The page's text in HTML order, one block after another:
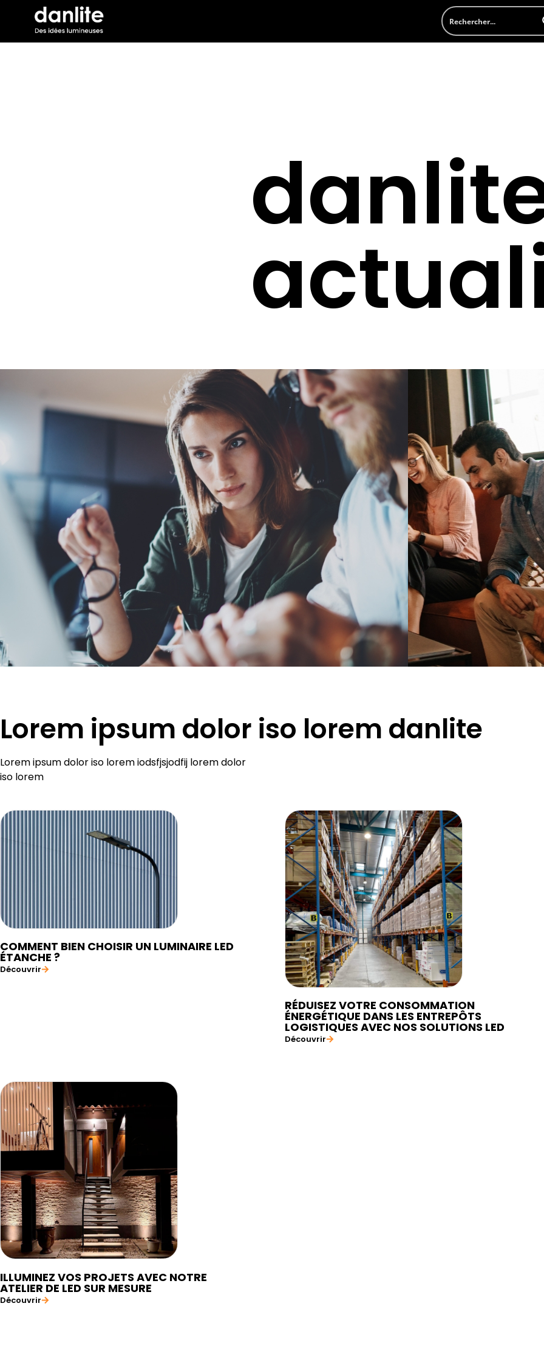
Lorem ipsum dolor iso lorem danlite
Lorem ipsum dolor iso lorem iodsfjsjodfij lorem dolor
iso lorem
COMMENT BIEN CHOISIR UN LUMINAIRE LED
ÉTANCHE ?
Découvrir
RÉDUISEZ VOTRE CONSOMMATION
ÉNERGÉTIQUE DANS LES ENTREPÔTS
LOGISTIQUES AVEC NOS SOLUTIONS LED
Découvrir
ILLUMINEZ VOS PROJETS AVEC NOTRE
ATELIER DE LED SUR MESURE
Découvrir